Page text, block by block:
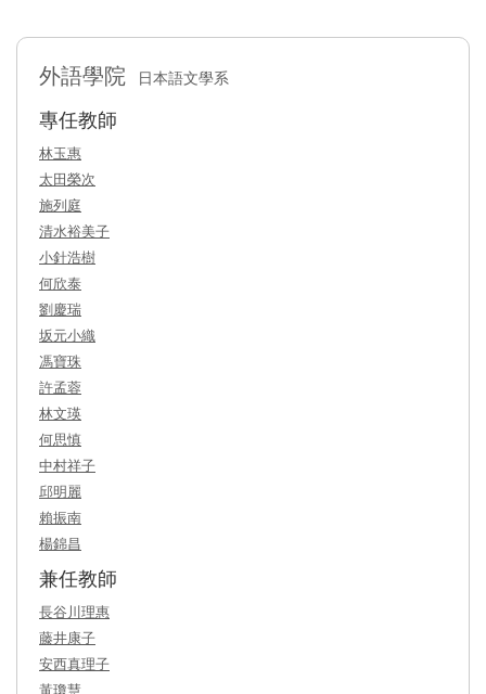
外語學院 日本語文學系
專任教師
林玉惠
太田榮次
施列庭
清水裕美子
小針浩樹
何欣泰
劉慶瑞
坂元小織
馮寶珠
許孟蓉
林文瑛
何思慎
中村祥子
邱明麗
賴振南
楊錦昌
兼任教師
長谷川理惠
藤井康子
安西真理子
黃瓊慧